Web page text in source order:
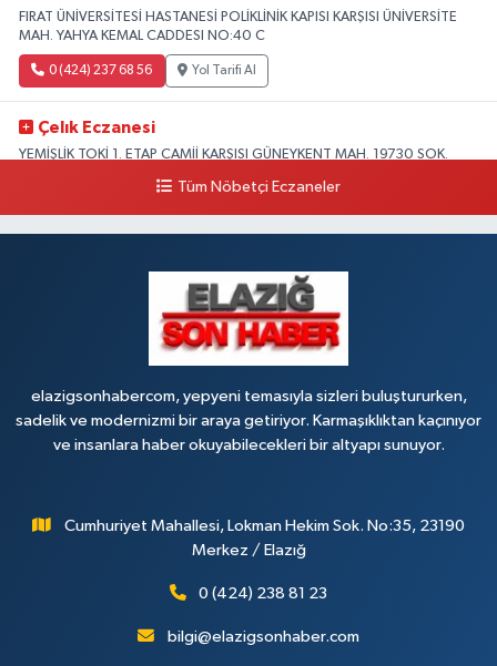
FIRAT ÜNİVERSİTESİ HASTANESİ POLİKLİNİK KAPISI KARŞISI ÜNİVERSİTE
MAH. YAHYA KEMAL CADDESI NO:40 C
0 (424) 237 68 56 Yol Tarifi Al
Çelık Eczanesi
YEMİŞLİK TOKİ 1. ETAP CAMİİ KARŞISI GÜNEYKENT MAH. 19730 SOK.
(HOZAT GARAJI OPET KARŞISI) 1. HARPUT CAD. SARISALTIK SOK NO:7 1
Yol Tarifi Al
Tüm Nöbetçi Eczaneler
elazigsonhabercom, yepyeni temasıyla sizleri buluştururken,
sadelik ve modernizmi bir araya getiriyor. Karmaşıklıktan kaçınıyor
ve insanlara haber okuyabilecekleri bir altyapı sunuyor.
Cumhuriyet Mahallesi, Lokman Hekim Sok. No:35, 23190
Merkez / Elazığ
0 (424) 238 81 23
bilgi@elazigsonhaber.com